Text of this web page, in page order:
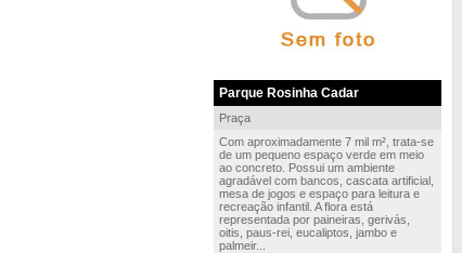
Parque Rosinha Cadar
Praça
Com aproximadamente 7 mil m², trata-se
de um pequeno espaço verde em meio
ao concreto. Possui um ambiente
agradável com bancos, cascata artificial,
mesa de jogos e espaço para leitura e
recreação infantil. A flora está
representada por paineiras, gerivás,
oitis, paus-rei, eucaliptos, jambo e
palmeir...